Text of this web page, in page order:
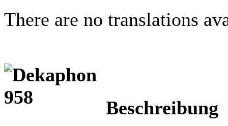
There are no translations
Beschreibung